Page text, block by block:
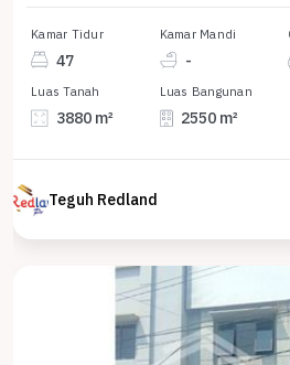
Kamar Tidur
47
Kamar Mandi
-
Luas Tanah
3880 m²
Luas Bangunan
2550 m²
Teguh Redland